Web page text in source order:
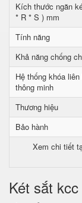
Kích thước ngăn
* R * S ) mm
Tính năng
Khả năng chống
Hệ thống khóa liên
thông minh
Thương hiệu
Bảo hành
Xem chi tiết
Két sắt